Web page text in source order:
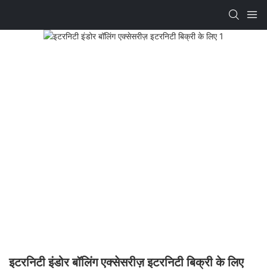
इटरनिटी इंडोर बॉलिंग एक्सेसरीज़ इटरनिटी बिक्री के लिए